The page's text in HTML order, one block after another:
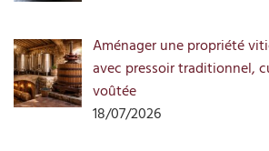
Aménager une propriété
avec pressoir traditionnel,
voûtée
18/07/2026